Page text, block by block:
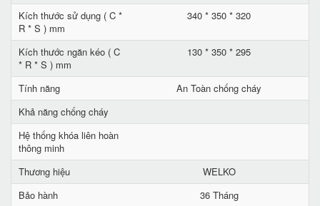
Kích thước sử dụng ( C *
R * S ) mm
340 * 350 * 320
Kích thước ngăn kéo ( C
* R * S ) mm
130 * 350 * 295
Tính năng
An Toàn chống cháy
Khả năng chống cháy
Hệ thống khóa liên hoàn
thông minh
Thương hiệu
WELKO
Bảo hành
36 Tháng